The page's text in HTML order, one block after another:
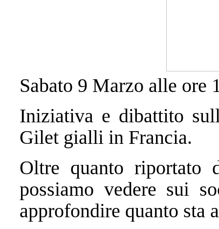
Sabato 9 Marzo alle ore
Iniziativa e dibattito
Gilet gialli in Francia.
Oltre quanto riportato
possiamo vedere sui
approfondire quanto sta